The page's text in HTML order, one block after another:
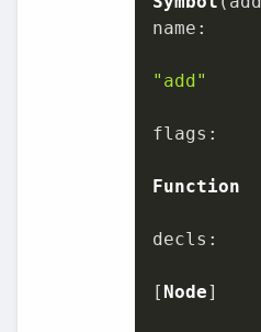
name :
"add"
flags :
Function
decls :
[ Node]